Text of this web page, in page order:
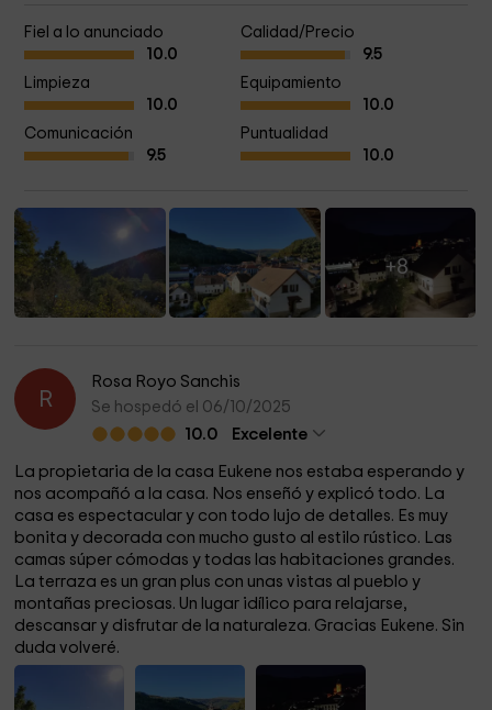
Fiel a lo anunciado
10.0
Calidad/Precio
9.5
Limpieza
10.0
Equipamiento
10.0
Comunicación
9.5
Puntualidad
10.0
+8
R
Rosa Royo Sanchis
Se hospedó el 06/10/2025
10.0
Excelente
La propietaria de la casa Eukene nos estaba esperando y
nos acompañó a la casa. Nos enseñó y explicó todo. La
casa es espectacular y con todo lujo de detalles. Es muy
bonita y decorada con mucho gusto al estilo rústico. Las
camas súper cómodas y todas las habitaciones grandes.
La terraza es un gran plus con unas vistas al pueblo y
montañas preciosas. Un lugar idílico para relajarse,
descansar y disfrutar de la naturaleza. Gracias Eukene. Sin
duda volveré.